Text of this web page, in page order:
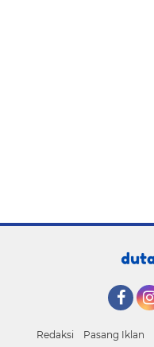
Redaksi Pasang Iklan